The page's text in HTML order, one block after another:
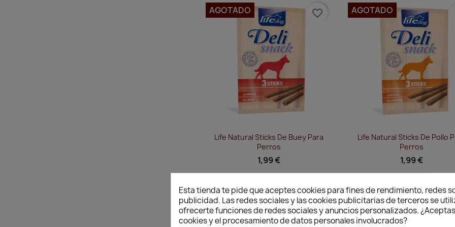
Vista rápida
Life Natural Sticks De Buey Para
Perros
1,99 €
AGOTADO favorite_border
Vista rápida
Life Natural Sticks De Pollo
Perros
1,99 €
AGOTADO
favorite_border
Esta tienda te pide que aceptes cookies para fines de rendimiento, redes
publicidad. Las redes sociales y las cookies publicitarias de terceros se
ofrecerte funciones de redes sociales y anuncios personalizados.
cookies y el procesamiento de datos personales involucrados?